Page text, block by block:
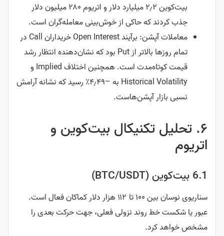
بیت‌کوین ۲٫۲ میلیارد دلار و اتریوم ۲۸۰ میلیون دلار
جذب کردند که حاکی از خوش‌بینی معامله‌گران است.
معاملات آپشن: برآیند Open Interest خریداران Call در
تمام روزها بالاتر از Put بود که نشان‌دهنده انتظار رشد
قیمت کوتاه‌مدت است. همچنین اختلاف Implied و
Historical Volatility به –۴٫۴۹٪ رسید که نشانه آرامش
نسبی بازار آپشن‌هاست.
۶. تحلیل تکنیکال بیت‌کوین و
اتریوم
6.1 بیت‌کوین (BTC/USDT)
سناریوی نوسان بین ۱۰۰ تا ۱۱۲ هزار دلار کماکان فعال است.
عبور یا شکست خط روند نزولی فعلی، جهت حرکت بعدی را
مشخص خواهد کرد.